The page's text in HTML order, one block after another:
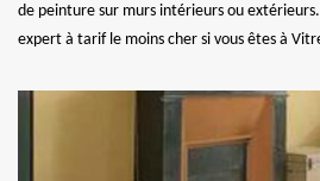
de peinture sur murs intérieurs ou
expert à tarif le moins cher si vous êtes à